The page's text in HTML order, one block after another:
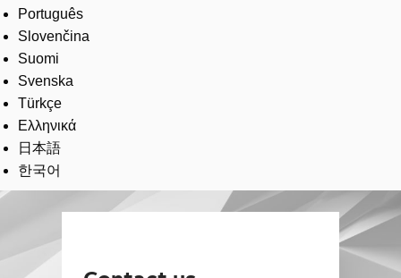
Português
Slovenčina
Suomi
Svenska
Türkçe
Ελληνικά
日本語
한국어